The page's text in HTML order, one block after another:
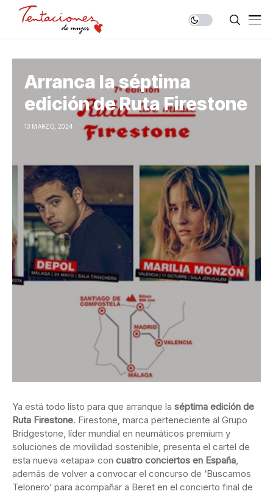
Arranca la séptima
edición de Ruta Firestone
13 MARZO, 2024
Ya está todo listo para que arranque la séptima edición de
Ruta Firestone. Firestone, marca perteneciente al Grupo
Bridgestone, líder mundial en neumáticos premium y
soluciones de movilidad sostenible, presenta el cartel de
esta nueva «etapa» con cuatro conciertos en España,
además de volver a convocar el concurso de ‘Buscamos
Telonero’ para acompañar a Beret en el concierto final de